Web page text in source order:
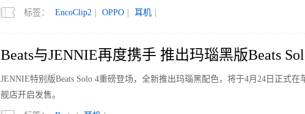
标签： EncoClip2 OPPO 耳机
Beats与JENNIE再度携手 推出玛瑙黑版Beats
JENNIE特别版Beats Solo 4重磅登场，全新推出玛瑙黑配色，将于4月24日正式在
舰店开启发售。